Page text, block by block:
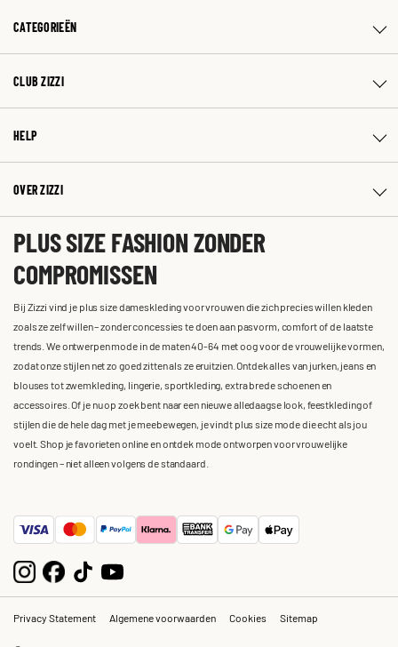
CATEGORIEËN
CLUB ZIZZI
HELP
OVER ZIZZI
PLUS SIZE FASHION ZONDER
COMPROMISSEN
Bij Zizzi vind je plus size dameskleding voor vrouwen die zich precies willen kleden
zoals ze zelf willen – zonder concessies te doen aan pasvorm, comfort of de laatste
trends. We ontwerpen mode in de maten 40-64 met oog voor de vrouwelijke vormen,
zodat onze stijlen net zo goed zitten als ze eruitzien. Ontdek alles van jurken, jeans en
blouses tot zwemkleding, lingerie, sportkleding, extra brede schoenen en
accessoires. Of je nu op zoek bent naar een nieuwe alledaagse look, feestkleding of
stijlen die de hele dag met je meebewegen, je vindt plus size mode die echt als jou
voelt. Shop je favorieten online en ontdek mode ontworpen voor vrouwelijke
rondingen – niet alleen volgens de standaard.
Privacy Statement Algemene voorwaarden Cookies Sitemap